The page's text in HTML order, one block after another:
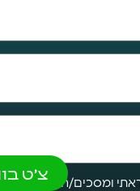
ומסכים/ה לתנאיצ'ט